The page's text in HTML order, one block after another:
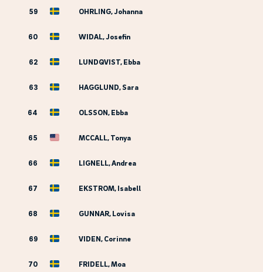
59 OHRLING, Johanna
60 WIDAL, Josefin
62 LUNDQVIST, Ebba
63 HAGGLUND, Sara
64 OLSSON, Ebba
65 MCCALL, Tonya
66 LIGNELL, Andrea
67 EKSTROM, Isabell
68 GUNNAR, Lovisa
69 VIDEN, Corinne
70 FRIDELL, Moa